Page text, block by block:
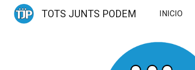
TOTS JUNTS PODEM INICIO